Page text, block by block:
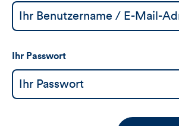
Ihr Passwort